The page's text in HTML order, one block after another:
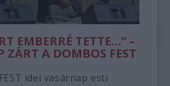
EMBERRÉ TETTE…” –
ZÁRT A DOMBOS FEST
idei vasárnap esti